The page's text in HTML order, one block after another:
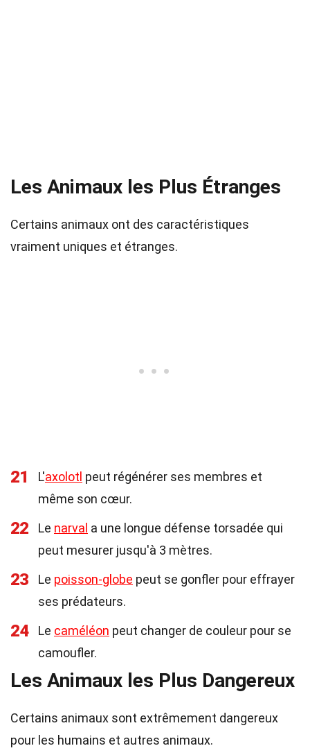
Les Animaux les Plus Étranges
Certains animaux ont des caractéristiques
vraiment uniques et étranges.
21 L'axolotl peut régénérer ses membres et
même son cœur.
22 Le narval a une longue défense torsadée qui
peut mesurer jusqu'à 3 mètres.
23 Le poisson-globe peut se gonfler pour effrayer
ses prédateurs.
24 Le caméléon peut changer de couleur pour se
camoufler.
Les Animaux les Plus Dangereux
Certains animaux sont extrêmement dangereux
pour les humains et autres animaux.